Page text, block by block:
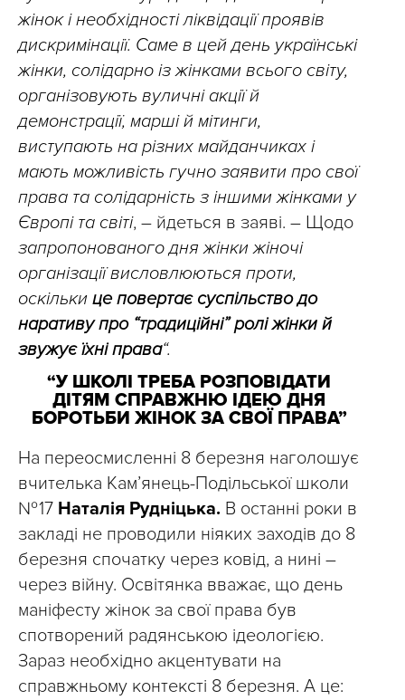
жінок і необхідності ліквідації проявів
дискримінації. Саме в цей день українські
жінки, солідарно із жінками всього світу,
організовують вуличні акції й
демонстрації, марші й мітинги,
виступають на різних майданчиках і
мають можливість гучно заявити про свої
права та солідарність з іншими жінками у
Європі та світі, – йдеться в заяві. – Щодо
запропонованого дня жінки жіночі
організації висловлюються проти,
оскільки це повертає суспільство до
наративу про “традиційні” ролі жінки й
звужує їхні права“.
“У ШКОЛІ ТРЕБА РОЗПОВІДАТИ
ДІТЯМ СПРАВЖНЮ ІДЕЮ ДНЯ
БОРОТЬБИ ЖІНОК ЗА СВОЇ ПРАВА”
На переосмисленні 8 березня наголошує
вчителька Кам’янець-Подільської школи
№ 17 Наталія Рудніцька. В останні роки в
закладі не проводили ніяких заходів до 8
березня спочатку через ковід, а нині –
через війну. Освітянка вважає, що день
маніфесту жінок за свої права був
спотворений радянською ідеологією.
Зараз необхідно акцентувати на
справжньому контексті 8 березня. А це: